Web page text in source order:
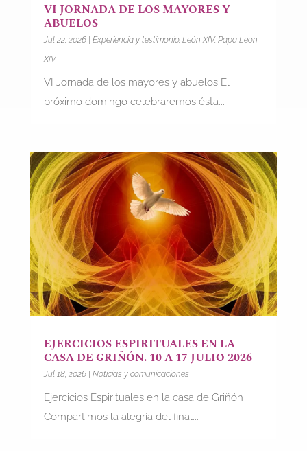
VI JORNADA DE LOS MAYORES Y
ABUELOS
Jul 22, 2026| Experiencia y testimonio, León XIV, Papa León
XIV
VI Jornada de los mayores y abuelos El
próximo domingo celebraremos ésta...
EJERCICIOS ESPIRITUALES EN LA
CASA DE GRIÑÓN. 10 A 17 JULIO 2026
Jul 18, 2026| Noticias y comunicaciones
Ejercicios Espirituales en la casa de Griñón
Compartimos la alegría del final...